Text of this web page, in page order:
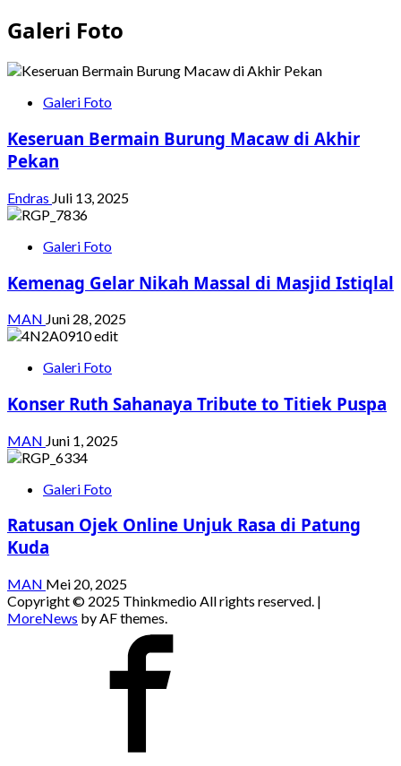
Galeri Foto
Galeri Foto
Keseruan Bermain Burung Macaw di Akhir
Pekan
Endras Juli 13, 2025
Galeri Foto
Kemenag Gelar Nikah Massal di Masjid Istiqlal
MAN Juni 28, 2025
Galeri Foto
Konser Ruth Sahanaya Tribute to Titiek Puspa
MAN Juni 1, 2025
Galeri Foto
Ratusan Ojek Online Unjuk Rasa di Patung
Kuda
MAN Mei 20, 2025
Copyright © 2025 Thinkmedio All rights reserved. |
MoreNews by AF themes.